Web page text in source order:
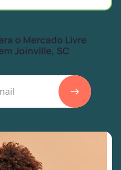
o Mercado Livre
Joinville, SC